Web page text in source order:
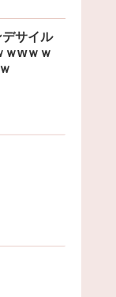
デサイル
ｗwｗｗ